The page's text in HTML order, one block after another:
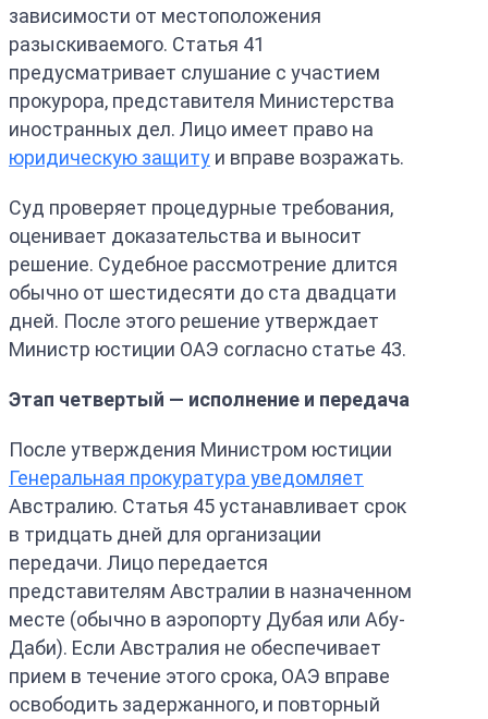
зависимости от местоположения
разыскиваемого. Статья 41
предусматривает слушание с участием
прокурора, представителя Министерства
иностранных дел. Лицо имеет право на
юридическую защиту и вправе возражать.
Суд проверяет процедурные требования,
оценивает доказательства и выносит
решение. Судебное рассмотрение длится
обычно от шестидесяти до ста двадцати
дней. После этого решение утверждает
Министр юстиции ОАЭ согласно статье 43.
Этап четвертый — исполнение и передача
После утверждения Министром юстиции
Генеральная прокуратура уведомляет
Австралию. Статья 45 устанавливает срок
в тридцать дней для организации
передачи. Лицо передается
представителям Австралии в назначенном
месте (обычно в аэропорту Дубая или Абу-
Даби). Если Австралия не обеспечивает
прием в течение этого срока, ОАЭ вправе
освободить задержанного, и повторный